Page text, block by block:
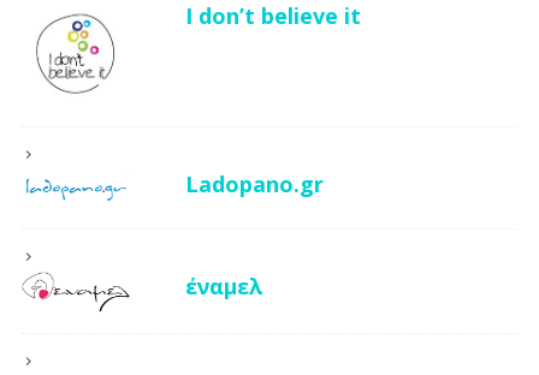
I don’t believe it
Ladopano.gr
έναμελ